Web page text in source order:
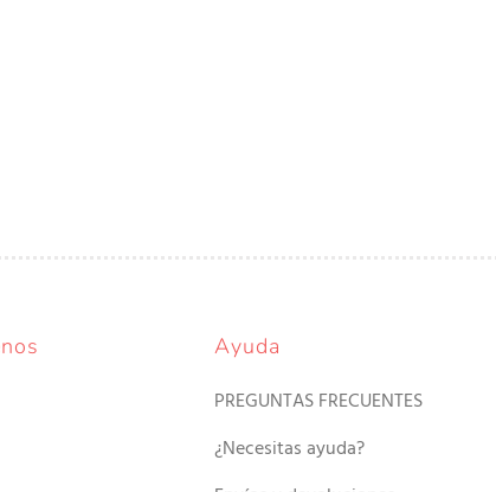
Ayuda
PREGUNTAS FRECUENTES
¿Necesitas ayuda?